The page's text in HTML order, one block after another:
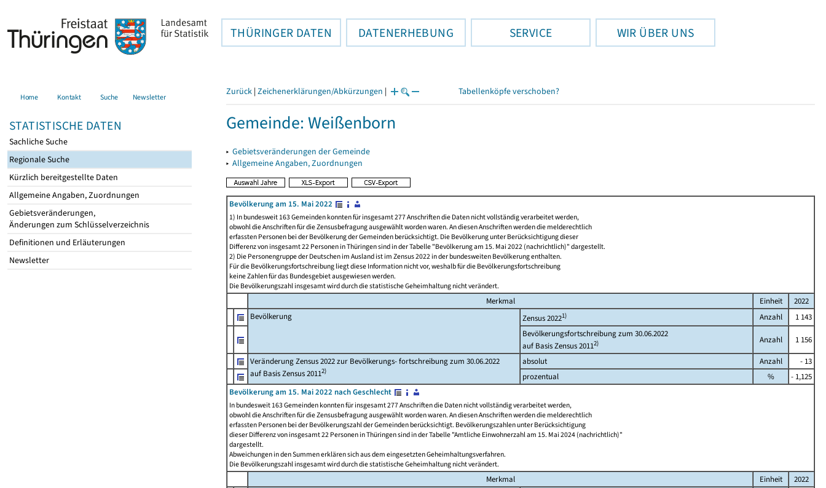
THÜRINGER DATEN DATENERHEBUNG SERVICE WIR ÜBER UNS
Home Kontakt Suche Newsletter
STATISTISCHE DATEN
Sachliche Suche
Regionale Suche
Kürzlich bereitgestellte Daten
Allgemeine Angaben, Zuordnungen
Gebietsveränderungen,
Änderungen zum Schlüsselverzeichnis
Definitionen und Erläuterungen
Newsletter
Zurück | Zeichenerklärungen/Abkürzungen | Tabellenköpfe verschoben?
Gemeinde: Weißenborn
▸ Gebietsveränderungen der Gemeinde
▸ Allgemeine Angaben, Zuordnungen
Bevölkerung am 15. Mai 2022
1) In bundesweit 163 Gemeinden konnten für insgesamt 277 Anschriften die Daten nicht vollständig verarbeitet werden,
obwohl die Anschriften für die Zensusbefragung ausgewählt worden waren. An diesen Anschriften werden die melderechtlich
erfassten Personen bei der Bevölkerung der Gemeinden berücksichtigt. Die Bevölkerung unter Berücksichtigung dieser
Differenz von insgesamt 22 Personen in Thüringen sind in der Tabelle "Bevölkerung am 15. Mai 2022 (nachrichtlich)" dargestellt.
2) Die Personengruppe der Deutschen im Ausland ist im Zensus 2022 in der bundesweiten Bevölkerung enthalten.
Für die Bevölkerungsfortschreibung liegt diese Information nicht vor, weshalb für die Bevölkerungsfortschreibung
keine Zahlen für das Bundesgebiet ausgewiesen werden.
Die Bevölkerungszahl insgesamt wird durch die statistische Geheimhaltung nicht verändert.
Merkmal Einheit
2022
Bevölkerung
Zensus 20221) Anzahl
1 143
Bevölkerungsfortschreibung zum 30.06.2022
auf Basis Zensus 20112) Anzahl 1 156
Veränderung Zensus 2022 zur Bevölkerungs- fortschreibung zum 30.06.2022
auf Basis Zensus 20112)
absolut Anzahl
- 13
prozentual
%
- 1,125
Bevölkerung am 15. Mai 2022 nach Geschlecht
In bundesweit 163 Gemeinden konnten für insgesamt 277 Anschriften die Daten nicht vollständig verarbeitet werden,
obwohl die Anschriften für die Zensusbefragung ausgewählt worden waren. An diesen Anschriften werden die melderechtlich
erfassten Personen bei der Bevölkerungszahl der Gemeinden berücksichtigt. Bevölkerungszahlen unter Berücksichtigung
dieser Differenz von insgesamt 22 Personen in Thüringen sind in der Tabelle "Amtliche Einwohnerzahl am 15. Mai 2024 (nachrichtlich)"
dargestellt.
Abweichungen in den Summen erklären sich aus dem eingesetzten Geheimhaltungsverfahren.
Die Bevölkerungszahl insgesamt wird durch die statistische Geheimhaltung nicht verändert.
Merkmal Einheit
2022